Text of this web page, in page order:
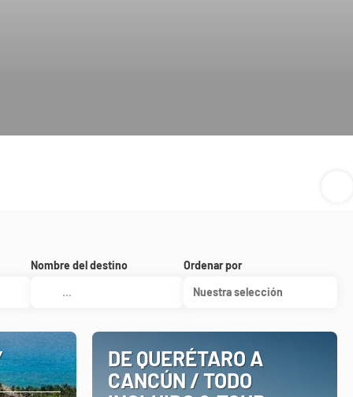
Nombre del destino
Ordenar por
Nuestra selección
DE QUERÉTARO A
CANCÚN / TODO